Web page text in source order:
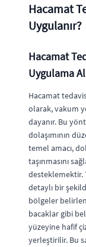
Hacamat
Uygulanır?
Hacamat
Uygulama
Hacamat
olarak, vakum
dayanır. Bu
dolaşımının
temel amacı,
taşınmasını
desteklemektir.
detaylı bir
bölgeler
bacaklar gibi
yüzeyine hafif
yerleştirilir. Bu